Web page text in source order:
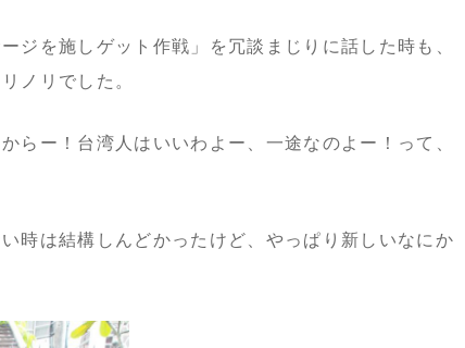
ジを施しゲット作戦」を冗談まじりに話した時も、
ノリでした。
らー！台湾人はいいわよー、一途なのよー！って、
時は結構しんどかったけど、やっぱり新しいなにか